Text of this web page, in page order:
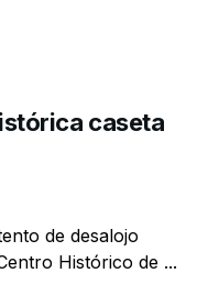
caseta
de desalojo
Histórico de ...